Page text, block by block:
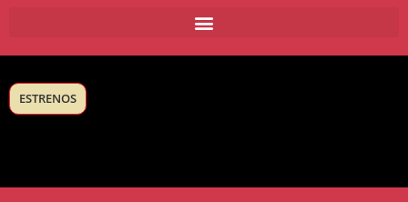
ESTRENOS